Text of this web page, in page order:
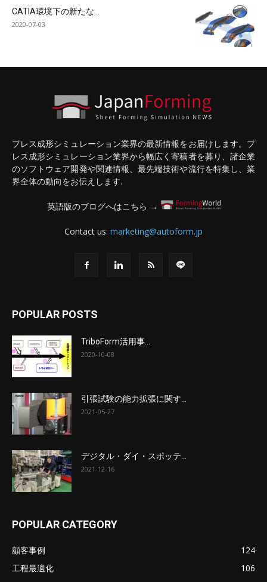
CATIA環境下の新たな...
2020-07-03
プレス成形シミュレーション業界の最新情報をお届けします。プ
レス成形シミュレーション業界から幅広く寄稿者を募り、諸企業
のソフトウェア開発や関連情報、最先端技術や流行を特集し、業
界全体の動向をお伝えします.
英語版のブログへはこちら →
Contact us: marketing@autoform.jp
POPULAR POSTS
TriboForm活用事...
2020-10-08
引張試験の能力拡張に関す...
2021-05-27
デジタル・ダイ・スポッテ...
2021-12-16
POPULAR CATEGORY
顧客事例
124
工程最適化
106